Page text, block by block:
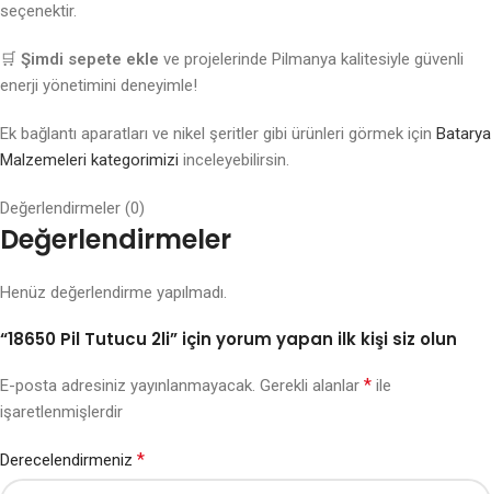
seçenektir.
🛒 Şimdi sepete ekle ve projelerinde Pilmanya kalitesiyle güvenli
enerji yönetimini deneyimle!
Ek bağlantı aparatları ve nikel şeritler gibi ürünleri görmek için Batarya
Malzemeleri kategorimizi inceleyebilirsin.
Değerlendirmeler (0)
Değerlendirmeler
Henüz değerlendirme yapılmadı.
“18650 Pil Tutucu 2li” için yorum yapan ilk kişi siz olun
E-posta adresiniz yayınlanmayacak. Gerekli alanlar * ile
işaretlenmişlerdir
Derecelendirmeniz *